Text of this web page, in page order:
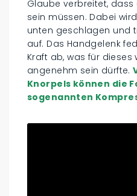
Glaube verbreitet,
sein müssen. Dabei
unten geschlagen und
auf. Das Handgelenk
Kraft ab, was für dieses
angenehm sein dürfte.
Knorpels können die
sogenannten